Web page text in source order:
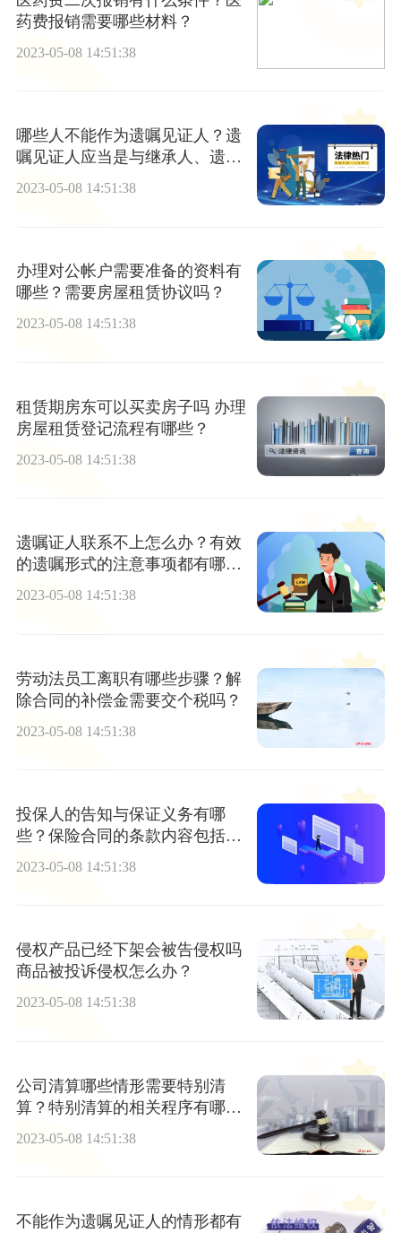
药费报销需要哪些材料？
2023-05-08 14:51:38
哪些人不能作为遗嘱见证人？遗
嘱见证人应当是与继承人、遗嘱
人没有利害关系吗？
2023-05-08 14:51:38
办理对公帐户需要准备的资料有
哪些？需要房屋租赁协议吗？
2023-05-08 14:51:38
租赁期房东可以买卖房子吗 办理
房屋租赁登记流程有哪些？
2023-05-08 14:51:38
遗嘱证人联系不上怎么办？有效
的遗嘱形式的注意事项都有哪
些？
2023-05-08 14:51:38
劳动法员工离职有哪些步骤？解
除合同的补偿金需要交个税吗？
2023-05-08 14:51:38
投保人的告知与保证义务有哪
些？保险合同的条款内容包括什
2023-05-08 14:51:38
侵权产品已经下架会被告侵权吗
商品被投诉侵权怎么办？
2023-05-08 14:51:38
公司清算哪些情形需要特别清
算？特别清算的相关程序有哪
2023-05-08 14:51:38
不能作为遗嘱见证人的情形都有